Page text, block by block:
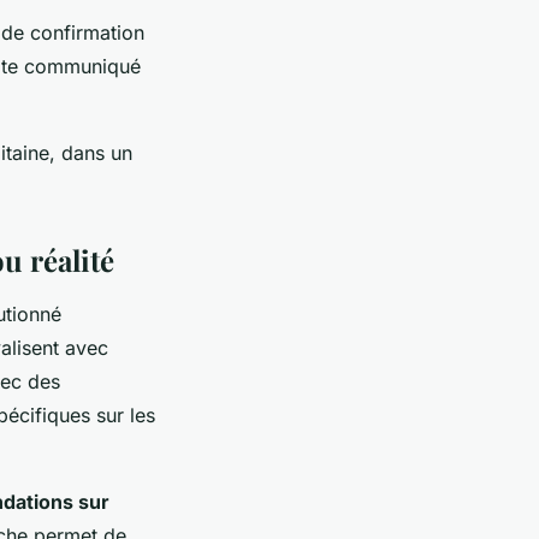
confirmation
communiqué
dans un
réalité
avec
des
sur les
sur